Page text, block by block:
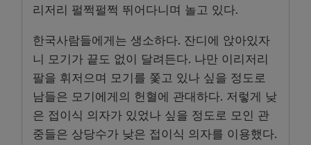
리저리 펄쩍펄쩍 뛰어다니며 놀고 있다.
한국사람들에게는 생소하다. 잔디에 앉아있자
니 모기가 끝도 없이 달려든다. 나만 이리저리
팔을 휘저으며 모기를 쫓고 있나 싶을 정도로
남들은 모기에게의 헌혈에 관대하다. 저렇게 낮
은 접이식 의자가 있었나 싶을 정도로 모인 관
중들은 상당수가 낮은 접이식 의자를 이용했다.